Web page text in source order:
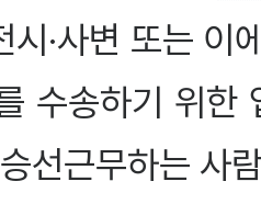
시·사변 또는 이
수송하기 위한
선근무하는 사